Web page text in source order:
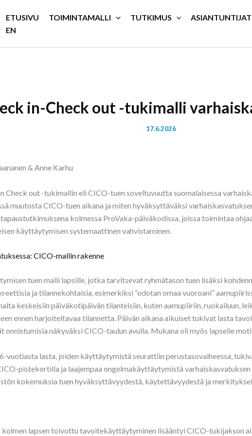
ETUSIVU TOIMINTAMALLI TUTKIMUS ASIANTUNTIJAT
EN
in-Check out -tukimalli
17.6.2026
& Anne Karhu
Check out -tukimallin eli CICO-tuen soveltuvuutta suomalaisessa
muutosta CICO-tuen aikana ja miten hyväksyttäväksi
kolmessa ProVaka-päiväkodissa, joissa toimintaa
käyttäytymisen systemaattinen vahvistaminen.
CICO-mallin rakenne
tuen malli lapsille, jotka tarvitsevat ryhmätason tuen lisäksi
ja tilannekohtaisia, esimerkiksi “odotan omaa vuoroani”
keskeisiin päiväkotipäivän tilanteisiin, kuten aamupiiriin, ruokailuun,
ennen harjoiteltavaa tilannetta. Päivän aikana aikuiset tukivat lasta
onnistumisia näkyväksi CICO-taulun avulla. Mukana oli myös lapselle
vuotiasta lasta, joiden käyttäytymistä seurattiin perustasovaiheessa,
pistekortilla ja laajempaa ongelmakäyttäytymistä
kokemuksia tuen hyväksyttävyydestä, käytettävyydestä ja
lapsen toivottu tavoitekäyttäytyminen lisääntyi CICO-tukijakson